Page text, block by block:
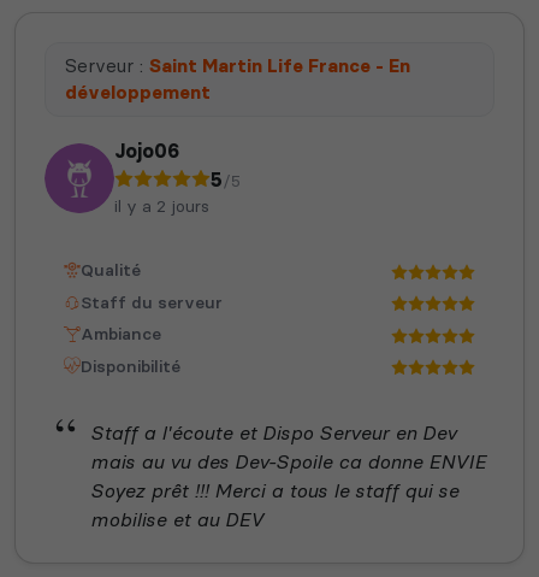
Serveur : Saint Martin Life France - En
développement
Jojo06
5/5
il y a 2 jours
Qualité
Staff du serveur
Ambiance
Disponibilité
Staff a l'écoute et Dispo Serveur en Dev
mais au vu des Dev-Spoile ca donne ENVIE
Soyez prêt !!! Merci a tous le staff qui se
mobilise et au DEV